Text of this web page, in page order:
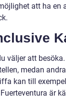
att ha en
väljer att
medan
kan till
är